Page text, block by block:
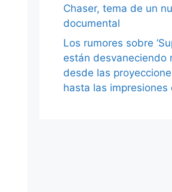
Chaser, tema de un
documental
Los rumores sobre
están desvaneciendo
desde las
hasta las impresiones